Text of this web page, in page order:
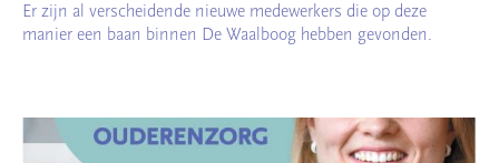
Er zijn al verscheidende nieuwe medewerkers die op deze
manier een baan binnen De Waalboog hebben gevonden.